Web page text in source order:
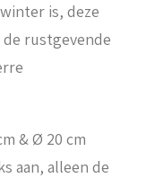
is, deze
rustgevende
& Ø 20 cm
aan, alleen de